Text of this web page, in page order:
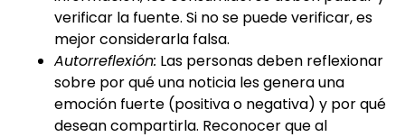
verificar la fuente. Si no se puede verificar, es
mejor considerarla falsa.
Autorreflexión: Las personas deben reflexionar
sobre por qué una noticia les genera una
emoción fuerte (positiva o negativa) y por qué
desean compartirla. Reconocer que al